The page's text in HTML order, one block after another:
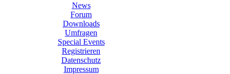
News
Forum
Downloads
Umfragen
Special Events
Registrieren
Datenschutz
Impressum